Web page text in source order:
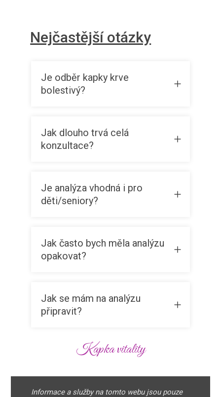
Nejčastější otázky
Je odběr kapky krve
bolestivý?
Jak dlouho trvá celá
konzultace?
Je analýza vhodná i pro
děti/seniory?
Jak často bych měla analýzu
opakovat?
Jak se mám na analýzu
připravit?
Kapka vitality
Informace a služby na tomto webu jsou pouze